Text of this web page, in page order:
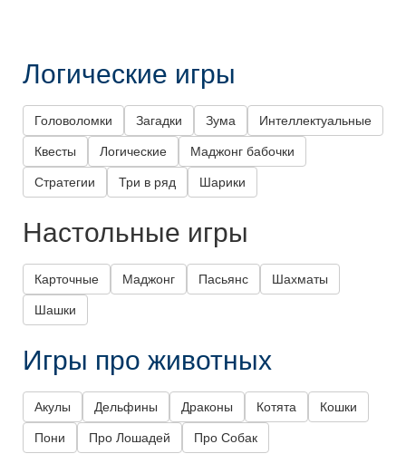
Логические игры
Головоломки Загадки Зума Интеллектуальные
Квесты Логические Маджонг бабочки
Стратегии Три в ряд Шарики
Настольные игры
Карточные Маджонг Пасьянс Шахматы
Шашки
Игры про животных
Акулы Дельфины Драконы Котята Кошки
Пони Про Лошадей Про Собак